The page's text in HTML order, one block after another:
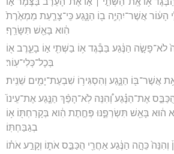
הָע֔וֹר אֲשֶׁר־יִהְיֶ֥ה ב֖וֹ הַנָּ֑גַע כִּֽי־צָרַ֤עַת מַמְאֶ֙רֶת֙
הִ֔וא בָּאֵ֖שׁ תִּשָּׂרֵֽף׃
לֹא־פָשָׂ֣ה הַנֶּ֔גַע בַּבֶּ֕גֶד א֥וֹ בַשְּׁתִ֖י א֣וֹ בָעֵ֑רֶב א֖וֹ
בְּכָל־כְּלִי־עֽוֹר׃
אֲשֶׁר־בּ֖וֹ הַנָּ֑גַע וְהִסְגִּיר֥וֹ שִׁבְעַת־יָמִ֖ים שֵׁנִֽית׃
אֶת־הַנֶּ֗גַע וְ֠הִנֵּה לֹֽא־הָפַ֨ךְ הַנֶּ֤גַע אֶת־עֵינוֹ֙
ה֔וּא בָּאֵ֖שׁ תִּשְׂרְפֶ֑נּוּ פְּחֶ֣תֶת הִ֔וא בְּקָרַחְתּ֖וֹ א֥וֹ
בְגַבַּחְתּֽוֹ׃
וְהִנֵּה֙ כֵּהָ֣ה הַנֶּ֔גַע אַחֲרֵ֖י הֻכַּבֵּ֣ס אֹת֑וֹ וְקָרַ֣ע אֹת֗וֹ